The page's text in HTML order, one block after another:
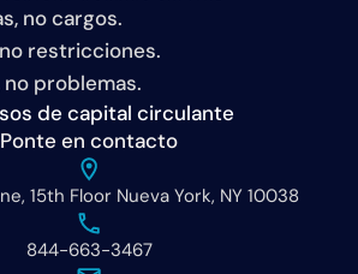
no cargos.
restricciones.
no problemas.
Ponte en contacto
15th Floor Nueva York, NY 10038
844-663-3467
de capital circulante